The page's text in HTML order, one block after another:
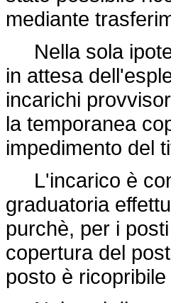
mediante
Nella sola
in attesa
incarichi
la temporanea
impedimento del
L'incarico è
graduatoria
purchè, per i
copertura del
posto è